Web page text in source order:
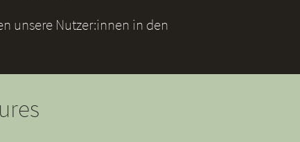
unsere Nutzer:innen in den